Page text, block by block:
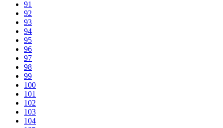
91
92
93
94
95
96
97
98
99
100
101
102
103
104